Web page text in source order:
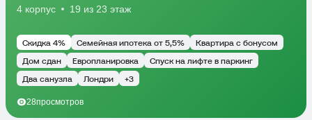
4 корпус
19 из 23 этаж
Скидка 4% Семейная ипотека от 5,5%
Квартира с бонусом
Дом сдан
Европланировка
Спуск на лифте в паркинг
Два санузла
Лондри +3
28просмотров